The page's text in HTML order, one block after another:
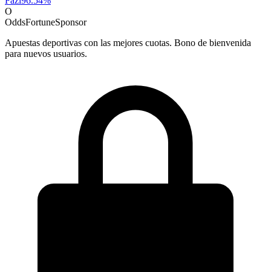
O
OddsFortuneSponsor
Apuestas deportivas con las mejores cuotas. Bono de bienvenida
para nuevos usuarios.